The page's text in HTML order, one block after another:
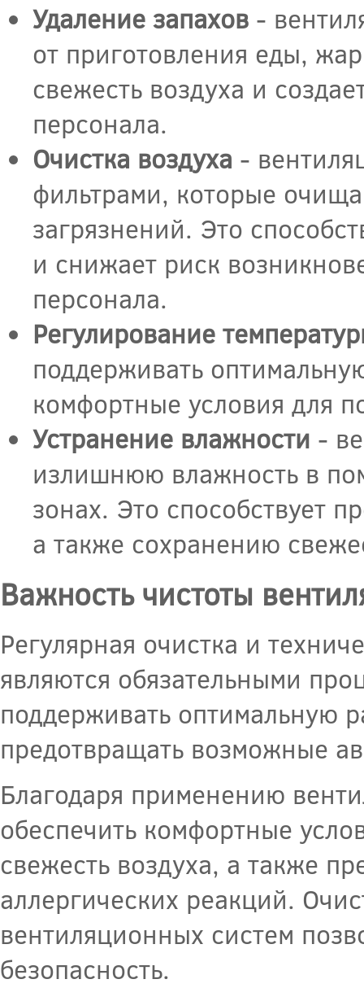
Удаление запахов -
от приготовления еды,
свежесть воздуха и
персонала.
Очистка воздуха -
фильтрами, которые
загрязнений. Это
и снижает риск
персонала.
Регулирование
поддерживать
комфортные условия для
Устранение влажности -
излишнюю влажность в
зонах. Это способствует
а также сохранению
Важность чистоты
Регулярная очистка и
являются обязательными
поддерживать оптимальную
предотвращать возможные
Благодаря применению
обеспечить комфортные
свежесть воздуха, а также
аллергических реакций.
вентиляционных систем
безопасность.